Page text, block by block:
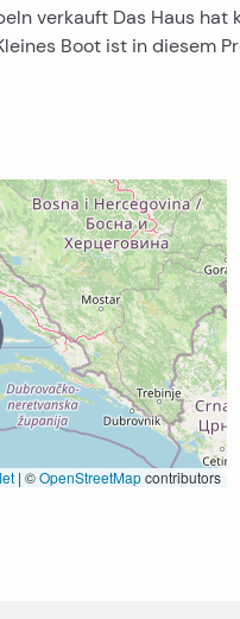
verkauft Das Haus
Boot ist in diesem
| ©OpenStreetMapcontributors